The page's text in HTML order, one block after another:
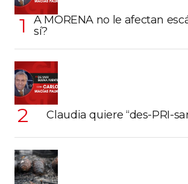
A MORENA no le afectan
sí?
Claudia quiere “des-PRI-